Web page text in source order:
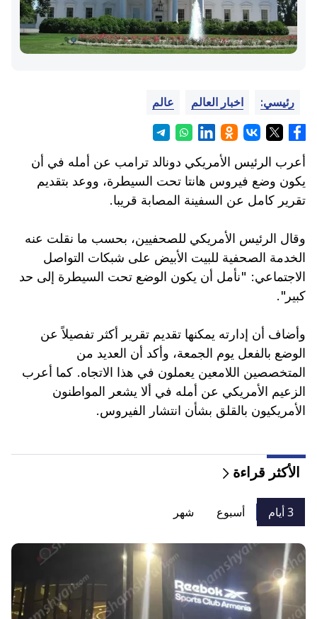
رئيسي: اخبار العالم عالم
أعرب الرئيس الأمريكي دونالد ترامب عن أمله في أن
يكون وضع فيروس هانتا تحت السيطرة، ووعد بتقديم
تقرير كامل عن السفينة المصابة قريبا.
وقال الرئيس الأمريكي للصحفيين، بحسب ما نقلت عنه
الخدمة الصحفية للبيت الأبيض على شبكات التواصل
الاجتماعي: "نأمل أن يكون الوضع تحت السيطرة إلى حد
كبير".
وأضاف أن إدارته يمكنها تقديم تقرير أكثر تفصيلاً عن
الوضع بالفعل يوم الجمعة، وأكد أن العديد من
المتخصصين اللامعين يعملون في هذا الاتجاه. كما أعرب
الزعيم الأمريكي عن أمله في ألا يشعر المواطنون
الأمريكيون بالقلق بشأن انتشار الفيروس.
الأكثر قراءة
3 أيام أسبوع شهر